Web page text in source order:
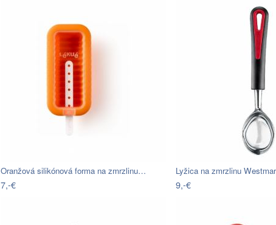
Oranžová silikónová forma na zmrzlinu…
7,-€
Lyžica na zmrzlinu
9,-€